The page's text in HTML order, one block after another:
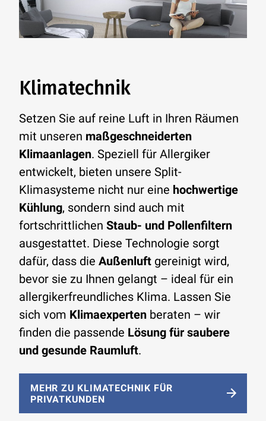
Klimatechnik
Setzen Sie auf reine Luft in Ihren Räumen
mit unseren maßgeschneiderten
Klimaanlagen. Speziell für Allergiker
entwickelt, bieten unsere Split-
Klimasysteme nicht nur eine hochwertige
Kühlung, sondern sind auch mit
fortschrittlichen Staub- und Pollenfiltern
ausgestattet. Diese Technologie sorgt
dafür, dass die Außenluft gereinigt wird,
bevor sie zu Ihnen gelangt – ideal für ein
allergikerfreundliches Klima. Lassen Sie
sich vom Klimaexperten beraten – wir
finden die passende Lösung für saubere
und gesunde Raumluft.
MEHR ZU KLIMATECHNIK FÜR
PRIVATKUNDEN